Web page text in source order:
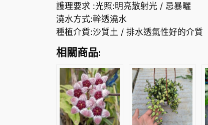
護理要求 :光照:明亮散射光 / 忌暴曬
澆水方式:幹透澆水
種植介質:沙質土 / 排水透氣性好的介質
相關商品: